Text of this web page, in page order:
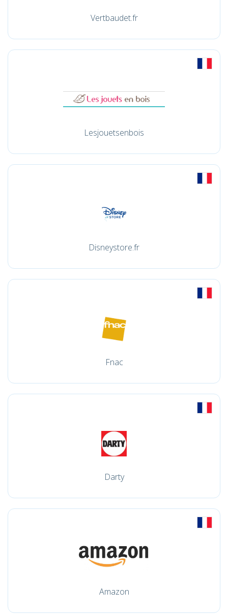
Vertbaudet.fr
Lesjouetsenbois
Disneystore.fr
Fnac
Darty
Amazon